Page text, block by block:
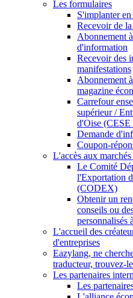
Les formulaires
S'implanter
Recevoir de
Abonnement
d'information
Recevoir des
manifestations
Abonnement
magazine
Carrefour
supérieur /
d'Oise (CESE
Demande
Coupon-
L'accès aux
Le Comité
l'Exportation
(CODEX)
Obtenir un
conseils ou
personnalisés
L'accueil des
d'entreprises
Eazylang, ne
traducteur, trouvez-
Les partenaires
Les